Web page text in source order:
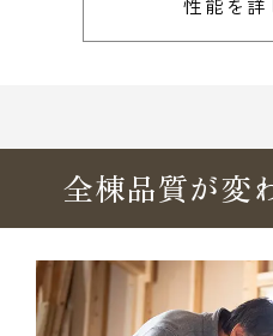
全棟品質が変